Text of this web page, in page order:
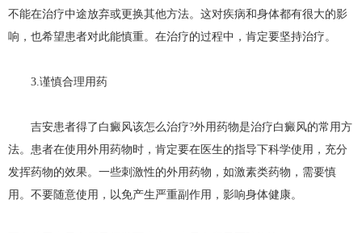
不能在治疗中途放弃或更换其他方法。这对疾病和身体都有很大的影
响，也希望患者对此能慎重。在治疗的过程中，肯定要坚持治疗。
3.谨慎合理用药
吉安患者得了白癜风该怎么治疗?外用药物是治疗白癜风的常用方
法。患者在使用外用药物时，肯定要在医生的指导下科学使用，充分
发挥药物的效果。一些刺激性的外用药物，如激素类药物，需要慎
用。不要随意使用，以免产生严重副作用，影响身体健康。